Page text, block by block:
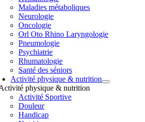
Maladies métaboliques
Neurologie
Oncologie
Orl Oto Rhino Laryngologie
Pneumologie
Psychiatrie
Rhumatologie
Santé des séniors
Activité physique & nutrition
physique & nutrition
Activité Sportive
Douleur
Handicap